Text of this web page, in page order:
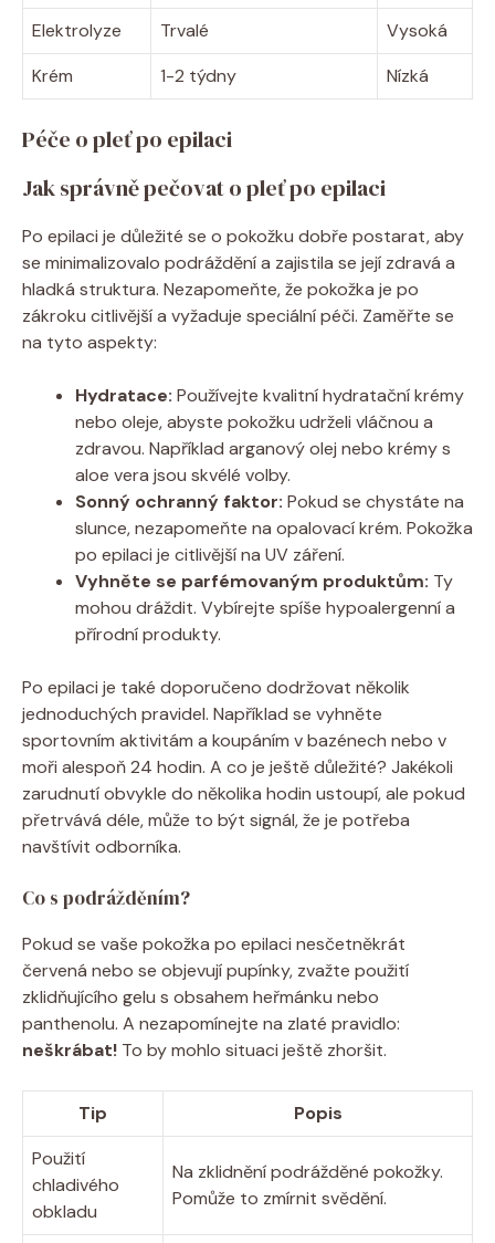
Elektrolyze
Trvalé
Vysoká
Krém
1-2 týdny Nízká
Péče o pleť po epilaci
Jak správně pečovat o pleť po epilaci
Po epilaci je důležité se o pokožku dobře postarat, aby
se minimalizovalo podráždění a zajistila se její zdravá a
hladká struktura. Nezapomeňte, že pokožka je po
zákroku citlivější a vyžaduje speciální péči. Zaměřte se
na tyto aspekty:
Hydratace: Používejte kvalitní hydratační krémy
nebo oleje, abyste pokožku udrželi vláčnou a
zdravou. Například arganový olej nebo krémy s
aloe vera jsou skvélé volby.
Sonný ochranný faktor: Pokud se chystáte na
slunce, nezapomeňte na opalovací krém. Pokožka
po epilaci je citlivější na UV záření.
Vyhněte se parfémovaným produktům: Ty
mohou dráždit. Vybírejte spíše hypoalergenní a
přírodní produkty.
Po epilaci je také doporučeno dodržovat několik
jednoduchých pravidel. Například se vyhněte
sportovním aktivitám a koupáním v bazénech nebo v
moři alespoň 24 hodin. A co je ještě důležité? Jakékoli
zarudnutí obvykle do několika hodin ustoupí, ale pokud
přetrvává déle, může to být signál, že je potřeba
navštívit odborníka.
Co s podrážděním?
Pokud se vaše pokožka po epilaci nesčetněkrát
červená nebo se objevují pupínky, zvažte použití
zklidňujícího gelu s obsahem heřmánku nebo
panthenolu. A nezapomínejte na zlaté pravidlo:
neškrábat! To by mohlo situaci ještě zhoršit.
Tip
Popis
Použití
chladivého
obkladu
Na zklidnění podrážděné pokožky.
Pomůže to zmírnit svědění.